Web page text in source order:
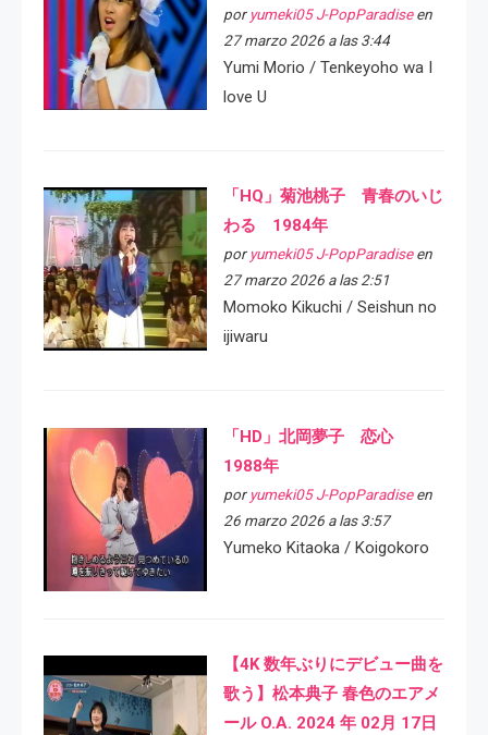
por yumeki05 J-PopParadiseen
27 marzo 2026 a las 3:44
Yumi Morio / Tenkeyoho wa I
love U
「HQ」菊池桃子 青春のいじ
わる 1984年
por yumeki05 J-PopParadiseen
27 marzo 2026 a las 2:51
Momoko Kikuchi / Seishun no
ijiwaru
「HD」北岡夢子 恋心
1988年
por yumeki05 J-PopParadiseen
26 marzo 2026 a las 3:57
Yumeko Kitaoka / Koigokoro
【4K 数年ぶりにデビュー曲を
歌う】松本典子 春色のエアメ
ール O.A. 2024 年 02月 17日